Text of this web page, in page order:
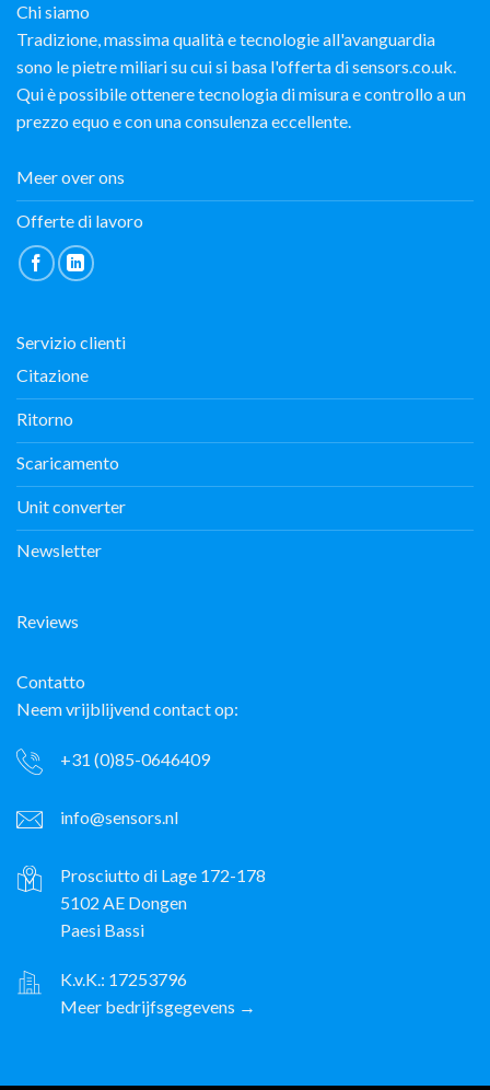
Chi siamo
Tradizione, massima qualità e tecnologie all'avanguardia
sono le pietre miliari su cui si basa l'offerta di sensors.co.uk.
Qui è possibile ottenere tecnologia di misura e controllo a un
prezzo equo e con una consulenza eccellente.
Meer over ons
Offerte di lavoro
Servizio clienti
Citazione
Ritorno
Scaricamento
Unit converter
Newsletter
Reviews
Contatto
Neem vrijblijvend contact op:
+31 (0)85-0646409
info@sensors.nl
Prosciutto di Lage 172-178
5102 AE Dongen
Paesi Bassi
K.v.K.: 17253796
Meer bedrijfsgegevens →